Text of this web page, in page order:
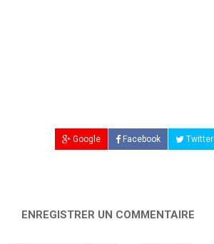
Google Facebook Twitter
ENREGISTRER UN COMMENTAIRE